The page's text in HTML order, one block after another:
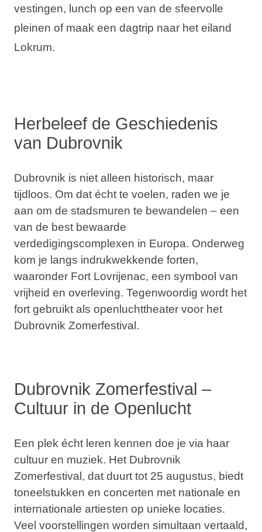
vestingen, lunch op een van de sfeervolle
pleinen of maak een dagtrip naar het eiland
Lokrum.
Herbeleef de Geschiedenis
van Dubrovnik
Dubrovnik is niet alleen historisch, maar
tijdloos. Om dat écht te voelen, raden we je
aan om de stadsmuren te bewandelen – een
van de best bewaarde
verdedigingscomplexen in Europa. Onderweg
kom je langs indrukwekkende forten,
waaronder Fort Lovrijenac, een symbool van
vrijheid en overleving. Tegenwoordig wordt het
fort gebruikt als openluchttheater voor het
Dubrovnik Zomerfestival.
Dubrovnik Zomerfestival –
Cultuur in de Openlucht
Een plek écht leren kennen doe je via haar
cultuur en muziek. Het Dubrovnik
Zomerfestival, dat duurt tot 25 augustus, biedt
toneelstukken en concerten met nationale en
internationale artiesten op unieke locaties.
Veel voorstellingen worden simultaan vertaald,